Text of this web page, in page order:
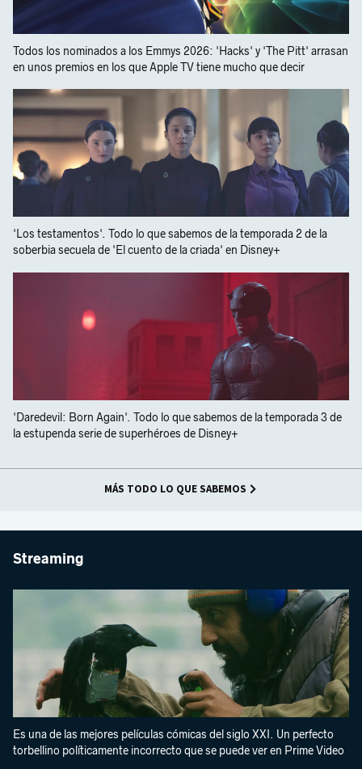
Todos los nominados a los Emmys 2026: 'Hacks' y 'The Pitt' arrasan
en unos premios en los que Apple TV tiene mucho que decir
'Los testamentos'. Todo lo que sabemos de la temporada 2 de la
soberbia secuela de 'El cuento de la criada' en Disney+
'Daredevil: Born Again'. Todo lo que sabemos de la temporada 3 de
la estupenda serie de superhéroes de Disney+
MÁS TODO LO QUE SABEMOS
Streaming
Es una de las mejores películas cómicas del siglo XXI. Un perfecto
torbellino políticamente incorrecto que se puede ver en Prime Video